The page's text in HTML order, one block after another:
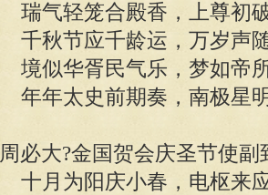
瑞气轻笼合殿香，上尊初
千秋节应千龄运，万岁声
境似华胥民气乐，梦如帝
年年太史前期奏，南极星
周必大?金国贺会庆圣节使
十月为阳庆小春，电枢来